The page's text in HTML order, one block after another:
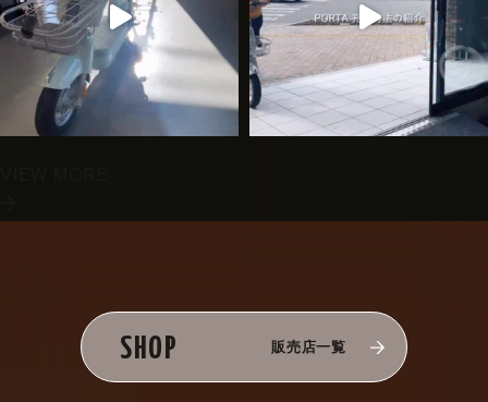
SHOP 販売店一覧